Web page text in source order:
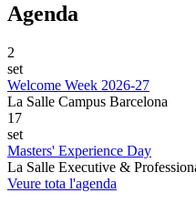
Agenda
2
set
Welcome Week 2026-27
La Salle Campus Barcelona
17
set
Masters' Experience Day
La Salle Executive &
Veure tota l'agenda